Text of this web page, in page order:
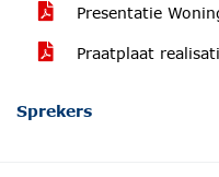
Presentatie
Praatplaat
Sprekers